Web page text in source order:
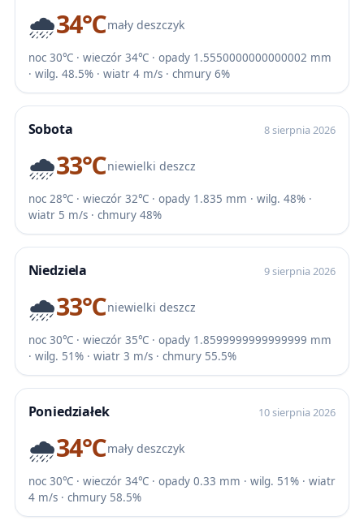
🌧️34℃mały deszczyk
noc 30℃ · wieczór 34℃ · opady 1.5550000000000002 mm
· wilg. 48.5% · wiatr 4 m/s · chmury 6%
Sobota 8 sierpnia 2026
🌧️33℃niewielki deszcz
noc 28℃ · wieczór 32℃ · opady 1.835 mm · wilg. 48% ·
wiatr 5 m/s · chmury 48%
Niedziela 9 sierpnia 2026
🌧️33℃niewielki deszcz
noc 30℃ · wieczór 35℃ · opady 1.8599999999999999 mm
· wilg. 51% · wiatr 3 m/s · chmury 55.5%
Poniedziałek 10 sierpnia 2026
🌧️34℃mały deszczyk
noc 30℃ · wieczór 34℃ · opady 0.33 mm · wilg. 51% · wiatr
4 m/s · chmury 58.5%